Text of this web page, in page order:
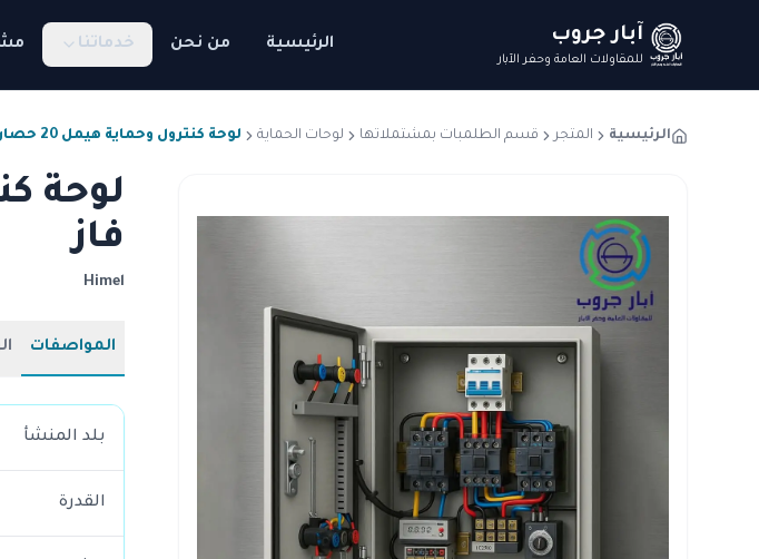
آبار جروب
للمقاولات العامة وحفر الآبار
الرئيسية من نحن خدماتنا
الرئيسية المتجر قسم الطلمبات بمشتملاتها لوحات الحماية لوحة كنترول وحماية هيمل 20 حصان 3 فاز
فاز
Himel
المواصفات
بلد المنشأ
القدرة